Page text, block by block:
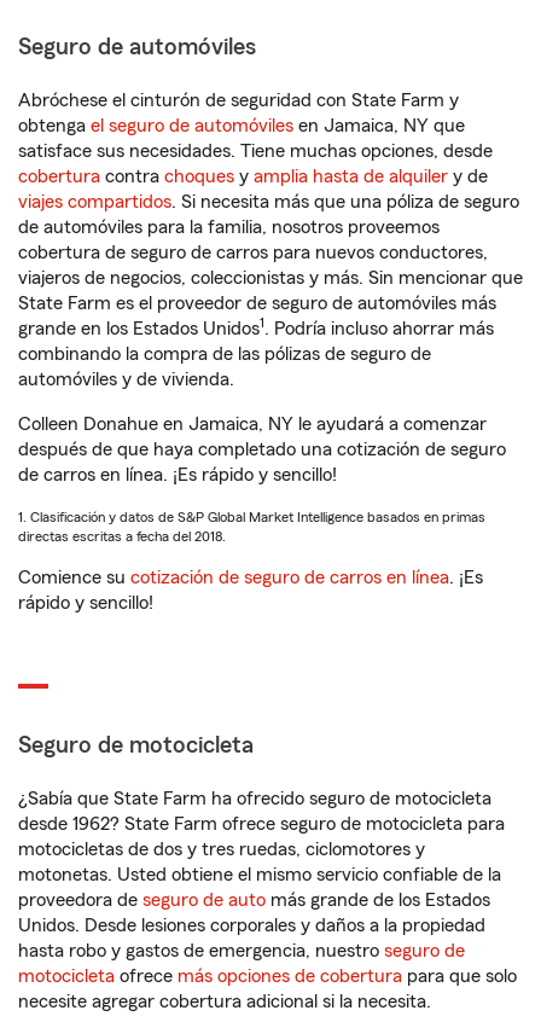
Seguro de automóviles
Abróchese el cinturón de seguridad con State Farm y
obtenga el seguro de automóviles en Jamaica, NY que
satisface sus necesidades. Tiene muchas opciones, desde
cobertura contra choques y amplia hasta de alquiler y de
viajes compartidos. Si necesita más que una póliza de seguro
de automóviles para la familia, nosotros proveemos
cobertura de seguro de carros para nuevos conductores,
viajeros de negocios, coleccionistas y más. Sin mencionar que
State Farm es el proveedor de seguro de automóviles más
grande en los Estados Unidos1. Podría incluso ahorrar más
combinando la compra de las pólizas de seguro de
automóviles y de vivienda.
Colleen Donahue en Jamaica, NY le ayudará a comenzar
después de que haya completado una cotización de seguro
de carros en línea. ¡Es rápido y sencillo!
1. Clasificación y datos de S&P Global Market Intelligence basados en primas
directas escritas a fecha del 2018.
Comience su cotización de seguro de carros en línea. ¡Es
rápido y sencillo!
Seguro de motocicleta
¿Sabía que State Farm ha ofrecido seguro de motocicleta
desde 1962? State Farm ofrece seguro de motocicleta para
motocicletas de dos y tres ruedas, ciclomotores y
motonetas. Usted obtiene el mismo servicio confiable de la
proveedora de seguro de auto más grande de los Estados
Unidos. Desde lesiones corporales y daños a la propiedad
hasta robo y gastos de emergencia, nuestro seguro de
motocicleta ofrece más opciones de cobertura para que solo
necesite agregar cobertura adicional si la necesita.